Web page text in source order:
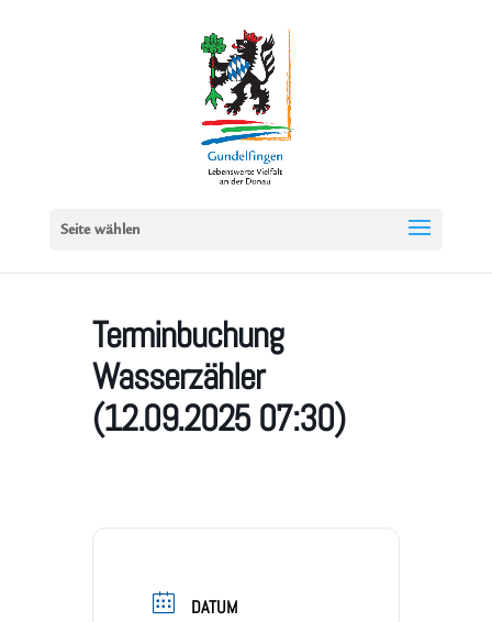
Seite wählen
Terminbuchung
Wasserzähler
(12.09.2025 07:30)
DATUM